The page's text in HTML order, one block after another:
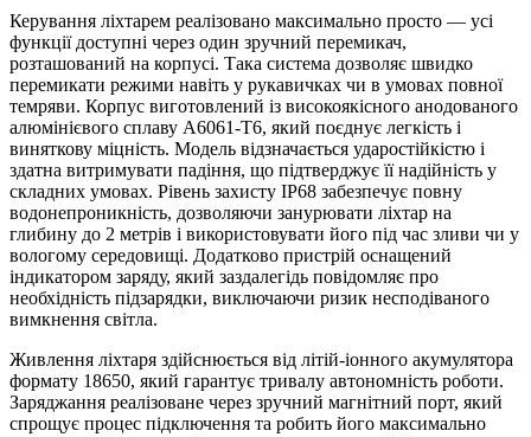
Керування ліхтарем реалізовано максимально просто — усі
функції доступні через один зручний перемикач,
розташований на корпусі. Така система дозволяє швидко
перемикати режими навіть у рукавичках чи в умовах повної
темряви. Корпус виготовлений із високоякісного анодованого
алюмінієвого сплаву A6061-T6, який поєднує легкість і
виняткову міцність. Модель відзначається ударостійкістю і
здатна витримувати падіння, що підтверджує її надійність у
складних умовах. Рівень захисту IP68 забезпечує повну
водонепроникність, дозволяючи занурювати ліхтар на
глибину до 2 метрів і використовувати його під час зливи чи у
вологому середовищі. Додатково пристрій оснащений
індикатором заряду, який заздалегідь повідомляє про
необхідність підзарядки, виключаючи ризик несподіваного
вимкнення світла.
Живлення ліхтаря здійснюється від літій-іонного акумулятора
формату 18650, який гарантує тривалу автономність роботи.
Заряджання реалізоване через зручний магнітний порт, який
спрощує процес підключення та робить його максимально